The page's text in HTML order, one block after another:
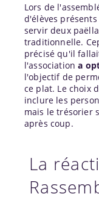
Lors de
d'élèves
servir deux
traditionnelle.
précisé qu'il
l'associationa
l'objectif de
ce plat. Le choix
inclure les
mais le trésorier
après coup.
La